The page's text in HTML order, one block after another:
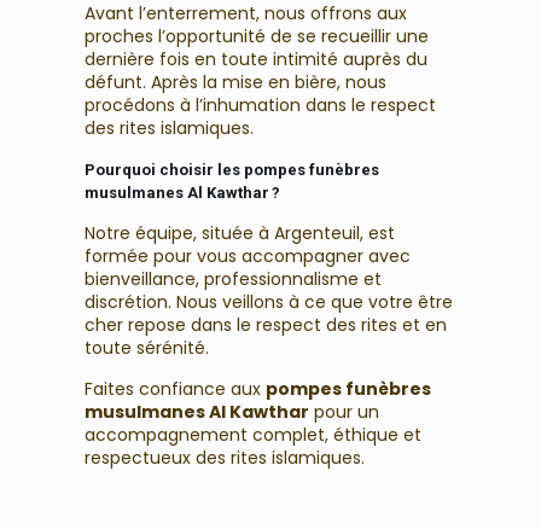
Avant l’enterrement, nous offrons aux
proches l’opportunité de se recueillir une
dernière fois en toute intimité auprès du
défunt. Après la mise en bière, nous
procédons à l’inhumation dans le respect
des rites islamiques.
Pourquoi choisir les pompes funèbres
musulmanes Al Kawthar ?
Notre équipe, située à Argenteuil, est
formée pour vous accompagner avec
bienveillance, professionnalisme et
discrétion. Nous veillons à ce que votre être
cher repose dans le respect des rites et en
toute sérénité.
Faites confiance aux pompes funèbres
musulmanes Al Kawthar pour un
accompagnement complet, éthique et
respectueux des rites islamiques.